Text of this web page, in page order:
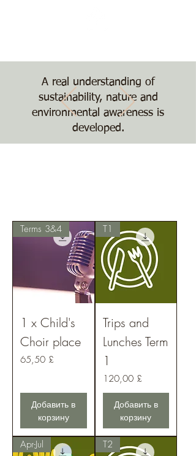
A real understanding of
sustainability, nature and
environmental awareness is
developed.
Terms 3&4
1 x Child's
Choir place
Цена
65,50 £
Добавить в
корзину
T1
Trips and
Lunches Term
1
Цена
120,00 £
Добавить в
корзину
Apr-Jul T2